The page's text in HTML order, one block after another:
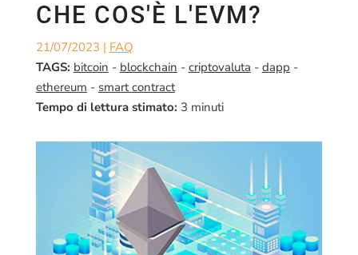
CHE COS'È L'EVM?
21/07/2023 | FAQ
TAGS: bitcoin - blockchain - criptovaluta - dapp -
ethereum - smart contract
Tempo di lettura stimato: 3 minuti